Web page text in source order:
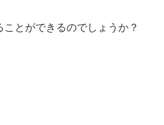
とができるのでしょうか？